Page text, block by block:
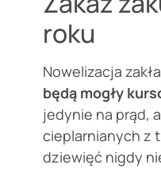
roku
Nowelizacja
będą mogły
jedynie na prąd,
cieplarnianych z
dziewięć nigdy